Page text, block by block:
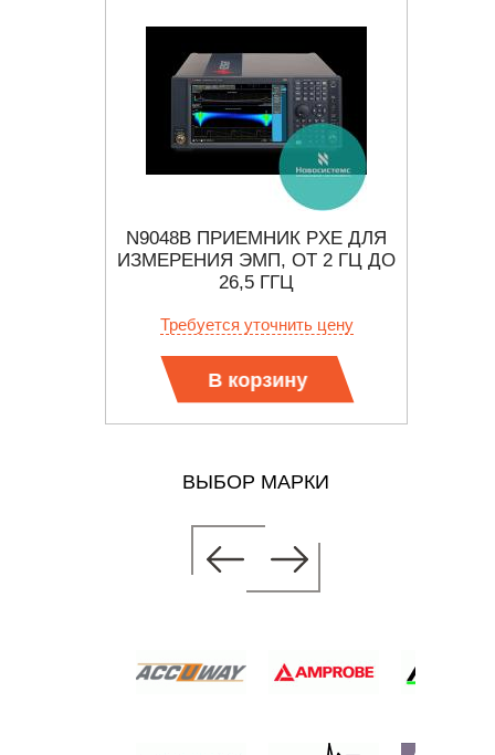
N9048B ПРИЕМНИК PXE ДЛЯ
ИЗМЕРЕНИЯ ЭМП, ОТ 2 ГЦ ДО
26,5 ГГЦ
Требуется уточнить цену
В корзину
ВЫБОР МАРКИ